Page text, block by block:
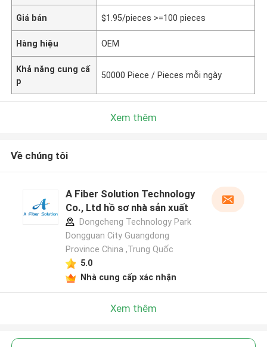
Giá bán $1.95/pieces >=100 pieces
Hàng hiệu OEM
Khả năng cung cấ
p
50000 Piece / Pieces mỗi ngày
Xem thêm
Về chúng tôi
A Fiber Solution Technology
Co., Ltd hồ sơ nhà sản xuất
Dongcheng Technology Park
Dongguan City Guangdong
Province China ,Trung Quốc
5.0
Nhà cung cấp xác nhận
Xem thêm